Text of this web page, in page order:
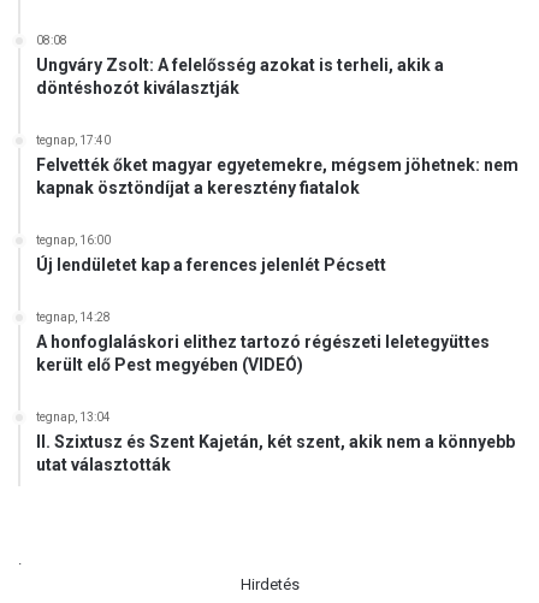
08:08
Ungváry Zsolt: A felelősség azokat is terheli, akik a
döntéshozót kiválasztják
tegnap, 17:40
Felvették őket magyar egyetemekre, mégsem jöhetnek: nem
kapnak ösztöndíjat a keresztény fiatalok
tegnap, 16:00
Új lendületet kap a ferences jelenlét Pécsett
tegnap, 14:28
A honfoglaláskori elithez tartozó régészeti leletegyüttes
került elő Pest megyében (VIDEÓ)
tegnap, 13:04
II. Szixtusz és Szent Kajetán, két szent, akik nem a könnyebb
utat választották
.
Hirdetés